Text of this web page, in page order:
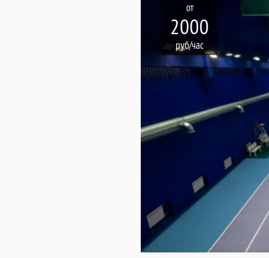
от
2000
руб/час